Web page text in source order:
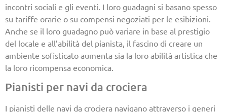
incontri sociali e gli eventi. I loro guadagni si basano spesso
su tariffe orarie o su compensi negoziati per le esibizioni.
Anche se il loro guadagno può variare in base al prestigio
del locale e all’abilità del pianista, il fascino di creare un
ambiente sofisticato aumenta sia la loro abilità artistica che
la loro ricompensa economica.
Pianisti per navi da crociera
I pianisti delle navi da crociera navigano attraverso i generi